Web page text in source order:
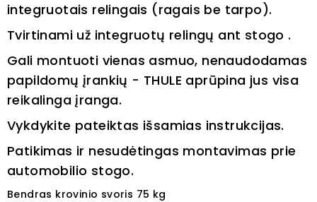
integruotais relingais (ragais be tarpo).
Tvirtinami už integruotų relingų ant stogo .
Gali montuoti vienas asmuo, nenaudodamas
papildomų įrankių - THULE aprūpina jus visa
reikalinga įranga.
Vykdykite pateiktas išsamias instrukcijas.
Patikimas ir nesudėtingas montavimas prie
automobilio stogo.
Bendras krovinio svoris 75 kg